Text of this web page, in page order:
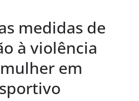
medidas de
à violência
em